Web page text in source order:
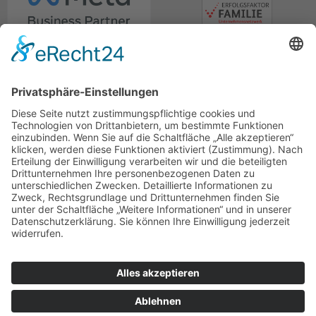
© marcapo GmbH
Rechnungsversand
Impressum
Datenschutz
Lexikon
Berater-Meeting Hinweisgebersystem